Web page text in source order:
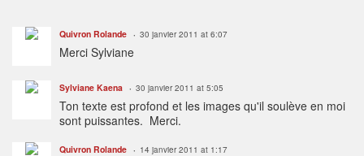
Quivron Rolande 30 janvier 2011 at 6:07
Merci Sylviane
Sylviane Kaena 30 janvier 2011 at 5:05
Ton texte est profond et les images qu'il soulève en moi
sont puissantes. Merci.
Quivron Rolande 14 janvier 2011 at 1:17